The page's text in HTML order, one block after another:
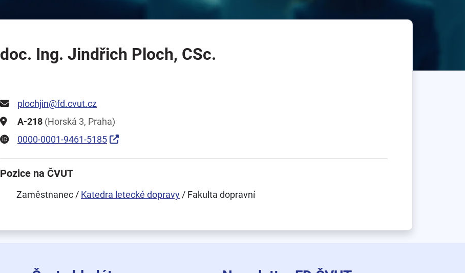
doc. Ing. Jindřich Ploch, CSc.
plochjin@fd.cvut.cz
A-218 (Horská 3, Praha)
0000-0001-9461-5185
Pozice na ČVUT
Zaměstnanec / Katedra letecké dopravy / Fakulta dopravní